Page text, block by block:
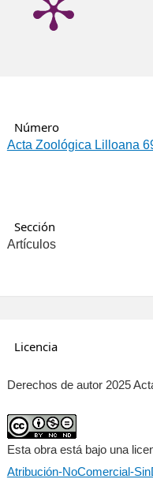
Número
Acta Zoológica Lilloana
Sección
Artículos
Licencia
Derechos de autor 2025
Esta obra está bajo una
Atribución-NoComercial-